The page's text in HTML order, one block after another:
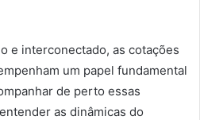
e interconectado, as cotações
um papel fundamental
de perto essas
as dinâmicas do